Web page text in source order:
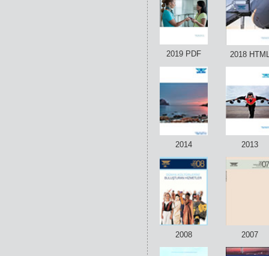
2019 PDF 2018
2014 2013
2008 2007